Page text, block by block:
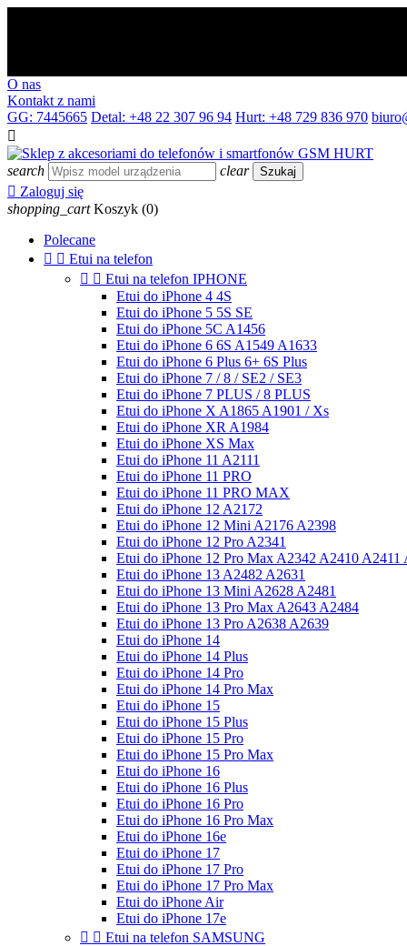
O nas
Kontakt z nami
GG: 7445665 Detal: +48 22 307 96 94 Hurt: +48 729 836 970

search clear Szukaj
 Zaloguj się
shopping_cart Koszyk (0)
Polecane
  Etui na telefon
  Etui na telefon IPHONE
Etui do iPhone 4 4S
Etui do iPhone 5 5S SE
Etui do iPhone 5C A1456
Etui do iPhone 6 6S A1549 A1633
Etui do iPhone 6 Plus 6+ 6S Plus
Etui do iPhone 7 / 8 / SE2 / SE3
Etui do iPhone 7 PLUS / 8 PLUS
Etui do iPhone X A1865 A1901 / Xs
Etui do iPhone XR A1984
Etui do iPhone XS Max
Etui do iPhone 11 A2111
Etui do iPhone 11 PRO
Etui do iPhone 11 PRO MAX
Etui do iPhone 12 A2172
Etui do iPhone 12 Mini A2176 A2398
Etui do iPhone 12 Pro A2341
Etui do iPhone 12 Pro Max A2342 A2410 A2411
Etui do iPhone 13 A2482 A2631
Etui do iPhone 13 Mini A2628 A2481
Etui do iPhone 13 Pro Max A2643 A2484
Etui do iPhone 13 Pro A2638 A2639
Etui do iPhone 14
Etui do iPhone 14 Plus
Etui do iPhone 14 Pro
Etui do iPhone 14 Pro Max
Etui do iPhone 15
Etui do iPhone 15 Plus
Etui do iPhone 15 Pro
Etui do iPhone 15 Pro Max
Etui do iPhone 16
Etui do iPhone 16 Plus
Etui do iPhone 16 Pro
Etui do iPhone 16 Pro Max
Etui do iPhone 16e
Etui do iPhone 17
Etui do iPhone 17 Pro
Etui do iPhone 17 Pro Max
Etui do iPhone Air
Etui do iPhone 17e
  Etui na telefon SAMSUNG